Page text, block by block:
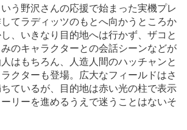
う野沢さんの応援で始まった実機プレ
てラディッツのもとへ向かうところか
、いきなり目的地へは行かず、ザコと
のキャラクターとの会話シーンなどが
はもちろん、人造人間のハッチャンと
クターも登場。広大なフィールドはさ
ているが、目的地は赤い光の柱で表示
リーを進めるうえで迷うことはないそ